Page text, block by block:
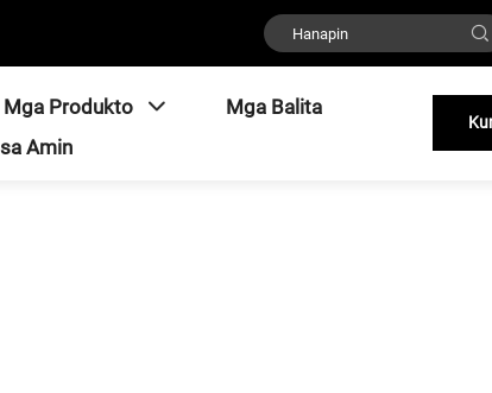
Mga Produkto
Mga Balita
Amin